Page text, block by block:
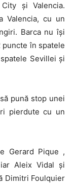
și Valencia.
Valencia, cu un
Barca nu își
în spatele
Sevillei și
pună stop unei
pierdute cu un
Gerard Pique ,
Aleix Vidal și
Dimitri Foulquier